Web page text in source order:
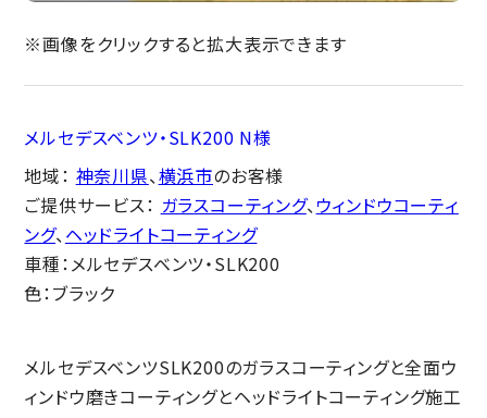
※画像をクリックすると拡大表示できます
メルセデスベンツ・SLK200 N様
地域： 神奈川県、横浜市のお客様
ご提供サービス： ガラスコーティング、ウィンドウコーティ
ング、ヘッドライトコーティング
車種：メルセデスベンツ・SLK200
色：ブラック
メルセデスベンツSLK200のガラスコーティングと全面ウ
ィンドウ磨きコーティングとヘッドライトコーティング施工